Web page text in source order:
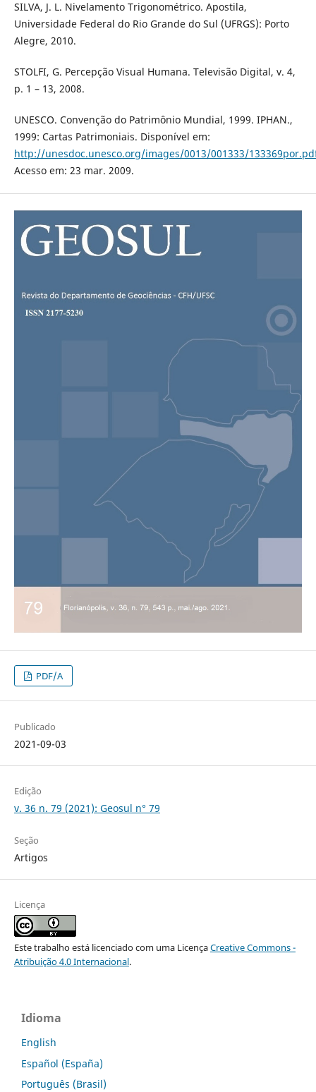
SILVA, J. L. Nivelamento Trigonométrico. Apostila,
Universidade Federal do Rio Grande do Sul (UFRGS): Porto
Alegre, 2010.
STOLFI, G. Percepção Visual Humana. Televisão Digital, v. 4,
p. 1 – 13, 2008.
UNESCO. Convenção do Patrimônio Mundial, 1999. IPHAN.,
1999: Cartas Patrimoniais. Disponível em:
http://unesdoc.unesco.org/images/0013/001333/
Acesso em: 23 mar. 2009.
PDF/A
Publicado
2021-09-03
Edição
v. 36 n. 79 (2021): Geosul n° 79
Seção
Artigos
Licença
Este trabalho está licenciado com uma LicençaCreative Commons -
Atribuição 4.0 Internacional.
Idioma
English
Español (España)
Português (Brasil)